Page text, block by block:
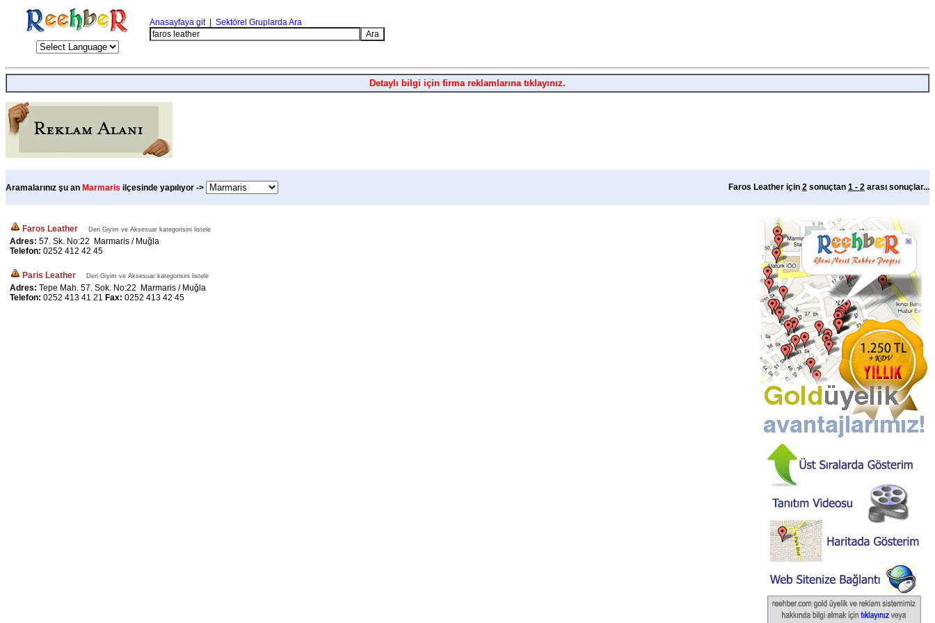
Anasayfaya git| Sektörel Gruplarda Ara
Detaylı bilgi için firma reklamlarına tıklayınız.
Aramalarınız şu an Marmaris ilçesinde yapılıyor -> Faros Leather için 2 sonuçtan 1 - 2 arası sonuçlar...
Faros Leather Deri Giyim ve Aksesuar kategorisini listele
Adres: 57. Sk. No:22 Marmaris / Muğla
Telefon: 0252 412 42 45
Paris Leather Deri Giyim ve Aksesuar kategorisini listele
Adres: Tepe Mah. 57. Sok. No:22 Marmaris / Muğla
Telefon: 0252 413 41 21 Fax: 0252 413 42 45